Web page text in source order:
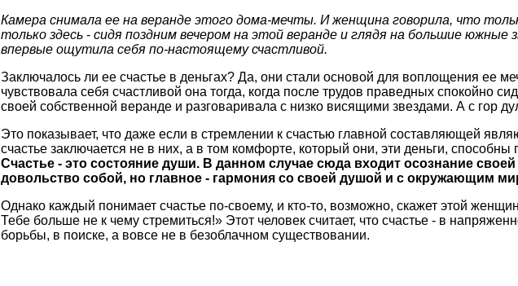
Камера снимала ее на веранде этого дома-мечты. И женщина говорила, что
только здесь - сидя поздним вечером на этой веранде и глядя на большие южные
впервые ощутила себя по-настоящему счастливой.
Заключалось ли ее счастье в деньгах? Да, они стали основой для воплощения ее
чувствовала себя счастливой она тогда, когда после трудов праведных спокойно
своей собственной веранде и разговаривала с низко висящими звездами. А с гор
Это показывает, что даже если в стремлении к счастью главной составляющей
счастье заключается не в них, а в том комфорте, который они, эти деньги, способны
Счастье - это состояние души. В данном случае сюда входит осознание
довольство собой, но главное - гармония со своей душой и с окружающим
Однако каждый понимает счастье по-своему, и кто-то, возможно, скажет этой
Тебе больше не к чему стремиться!» Этот человек считает, что счастье - в
борьбы, в поиске, а вовсе не в безоблачном существовании.